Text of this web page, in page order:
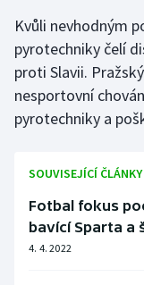
Rychlostní
Short track
Sportovní střelba
Triatlon
Veslování
Kvůli nevhodným
pyrotechniky čelí
proti Slavii.
nesportovní
pyrotechniky a
SOUVISEJÍCÍ ČLÁNKY
Fotbal fokus
bavící Sparta a
4. 4. 2022